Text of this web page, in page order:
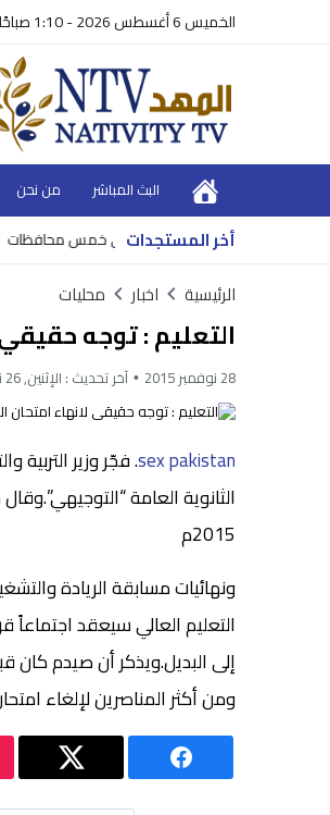
الخميس 6 أغسطس 2026 - 1:10 صباحًا
البث المباشر من نحن
أخر المستجدات
الرئيسية اخبار محليات
التعليم : توجه
28 نوفمبر 2015 آخر تحديث : الإثنين, 26 نوفمبر, 2018 - 6:07 مساءً
sex pakistan. فجّر وزير
الثانوية العامة
2015م
ونهائيات مسابقة الريادة
التعليم العالي سيعقد اجتماعاً
إلى البديل.ويذكر أن صيدم كان
ومن أكثر المناصرين لإلغاء